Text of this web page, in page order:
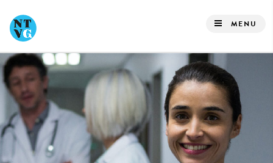
naar
de
inhoud
gaan
MENU